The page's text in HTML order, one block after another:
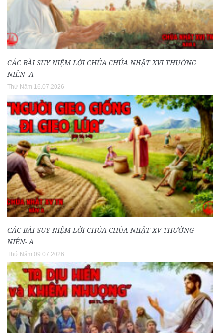
CÁC BÀI SUY NIỆM LỜI CHÚA CHÚA NHẬT XVI THƯỜNG
NIÊN- A
Thứ Năm 16.07.2026
CÁC BÀI SUY NIỆM LỜI CHÚA CHÚA NHẬT XV THƯỜNG
NIÊN- A
Thứ Năm 09.07.2026